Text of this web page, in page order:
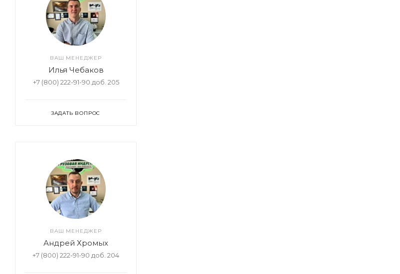
ВАШ МЕНЕДЖЕР
Илья Чебаков
+7 (800) 222-91-90 доб. 205
ЗАДАТЬ ВОПРОС
ВАШ МЕНЕДЖЕР
Андрей Хромых
+7 (800) 222-91-90 доб. 204